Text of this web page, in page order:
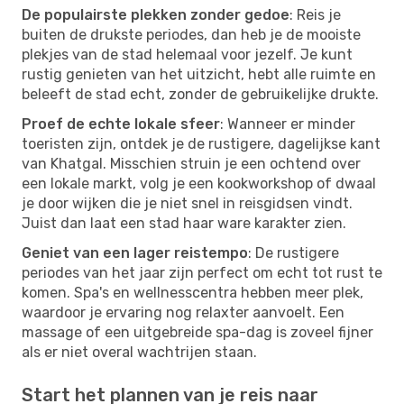
De populairste plekken zonder gedoe: Reis je
buiten de drukste periodes, dan heb je de mooiste
plekjes van de stad helemaal voor jezelf. Je kunt
rustig genieten van het uitzicht, hebt alle ruimte en
beleeft de stad echt, zonder de gebruikelijke drukte.
Proef de echte lokale sfeer: Wanneer er minder
toeristen zijn, ontdek je de rustigere, dagelijkse kant
van Khatgal. Misschien struin je een ochtend over
een lokale markt, volg je een kookworkshop of dwaal
je door wijken die je niet snel in reisgidsen vindt.
Juist dan laat een stad haar ware karakter zien.
Geniet van een lager reistempo: De rustigere
periodes van het jaar zijn perfect om echt tot rust te
komen. Spa's en wellnesscentra hebben meer plek,
waardoor je ervaring nog relaxter aanvoelt. Een
massage of een uitgebreide spa-dag is zoveel fijner
als er niet overal wachtrijen staan.
Start het plannen van je reis naar